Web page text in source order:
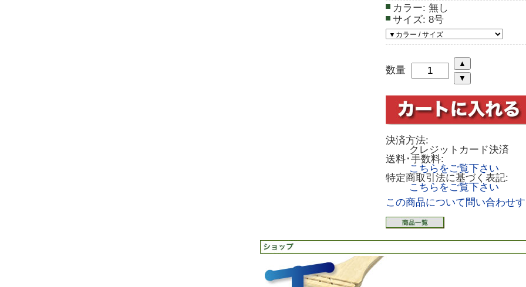
カラー: 無し
サイズ: 8号
数量
決済方法:
クレジットカード決済
送料･手数料:
こちらをご覧下さい
特定商取引法に基づく表記:
こちらをご覧下さい
この商品について問い合わせ